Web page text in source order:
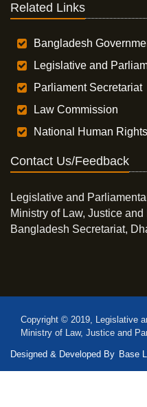
Related Links
Bangladesh
Legislative and
Parliament Secretariat
Law Commission
National Human
Contact Us/Feedback
Legislative and
Ministry of Law, Justice
Bangladesh Secretariat,
Copyright © 2019, Legislative
Ministry of Law, Justice and
Designed & Developed By Base